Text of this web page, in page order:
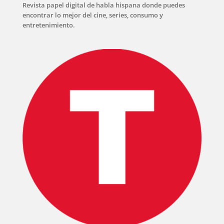
Revista papel digital de habla hispana donde puedes
encontrar lo mejor del cine, series, consumo y
entretenimiento.